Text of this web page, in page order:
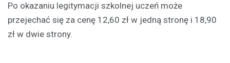
Po okazaniu legitymacji szkolnej uczeń może
przejechać się za cenę 12,60 zł w jedną stronę i 18,90
zł w dwie strony.